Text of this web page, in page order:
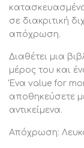
σε διακριτική
απόχρωση.
Διαθέτει μια
μέρος του και
Ένα value for
αποθηκεύσετε
αντικείμενα.
Απόχρωση: